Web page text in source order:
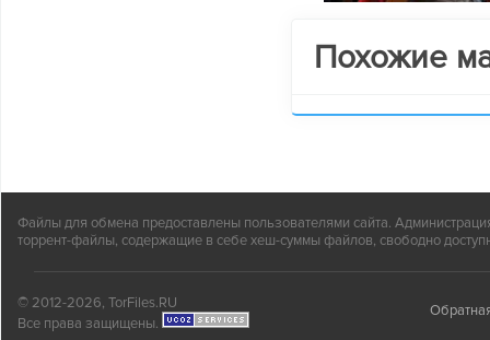
Похожие
Файлы для обмена предоставлены пользователями сайта.
торрент-файлы, содержащие в себе хеш-суммы файлов, свободно
© 2012-2026, TorFiles.RU
Все права защищены.